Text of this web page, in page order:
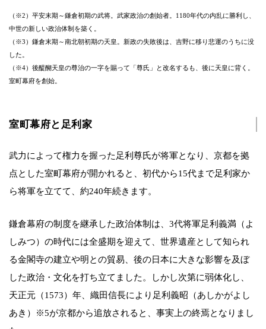
（※2）平安末期～鎌倉初期の武将。武家政治の創始者。1180年代の内乱に勝利し、
中世の新しい政治体制を築く。
（※3）鎌倉末期～南北朝初期の天皇。新政の失敗後は、吉野に移り悲運のうちに没
した。
（※4）後醍醐天皇の尊治の一字を賜って「尊氏」と改名するも、後に天皇に背く。
室町幕府を創始。
室町幕府と足利家
武力によって権力を握った足利尊氏が将軍となり、京都を拠
点とした室町幕府が開かれると、初代から15代まで足利家か
ら将軍を立てて、約240年続きます。
鎌倉幕府の制度を継承した政治体制は、3代将軍足利義満（よ
しみつ）の時代には全盛期を迎えて、世界遺産として知られ
る金閣寺の建立や明との貿易、後の日本に大きな影響を及ぼ
した政治・文化を打ち立てました。しかし次第に弱体化し、
天正元（1573）年、織田信長により足利義昭（あしかがよし
あき）※5が京都から追放されると、事実上の終焉となりまし